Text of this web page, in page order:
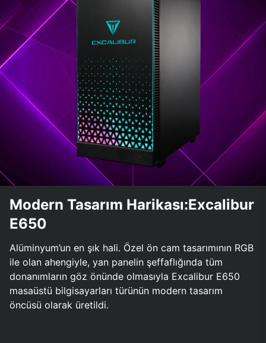
Modern Tasarım Harikası:Excalibur
E650
Alüminyum’un en şık hali. Özel ön cam tasarımının RGB
ile olan ahengiyle, yan panelin şeffaflığında tüm
donanımların göz önünde olmasıyla Excalibur E650
masaüstü bilgisayarları türünün modern tasarım
öncüsü olarak üretildi.